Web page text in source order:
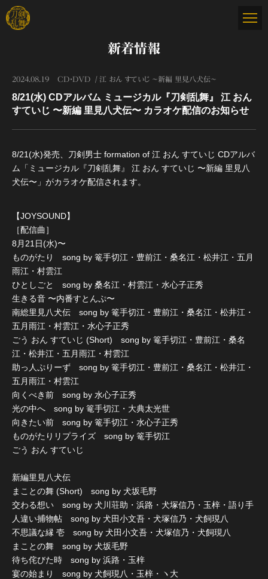
新着情報
2024.08.19 CD・DVD 江 おん すていじ ～新編 里見八犬伝～
8/21(水) CDアルバム ミュージカル『刀剣乱舞』 江 おん
すていじ 〜新編 里見八犬伝〜 カラオケ配信のお知らせ
8/21(水)発売、刀剣男士 formation of 江 おん すていじ CDアルバ
ム「ミュージカル『刀剣乱舞』 江 おん すていじ 〜新編 里見八
犬伝〜」がカラオケ配信されます。
【JOYSOUND】
［配信曲］
8月21日(水)〜
ものがたり song by 篭手切江・豊前江・桑名江・松井江・五月
雨江・村雲江
ひとしごと song by 桑名江・村雲江・水心子正秀
生きる音 〜内番すとんぷ〜
南総里見八犬伝 song by 篭手切江・豊前江・桑名江・松井江・
五月雨江・村雲江・水心子正秀
ごう おん すていじ (Short) song by 篭手切江・豊前江・桑名
江・松井江・五月雨江・村雲江
助っ人ぷりーず song by 篭手切江・豊前江・桑名江・松井江・
五月雨江・村雲江
向くべき前 song by 水心子正秀
光の中へ song by 篭手切江・大典太光世
向きたい前 song by 篭手切江・水心子正秀
ものがたりリプライズ song by 篭手切江
ごう おん すていじ
新編里見八犬伝
まことの舞 (Short) song by 犬坂毛野
交わる想い song by 犬川荘助・浜路・犬塚信乃・玉梓・語り手
人違い捕物帖 song by 犬田小文吾・犬塚信乃・犬飼現八
不思議な縁 壱 song by 犬田小文吾・犬塚信乃・犬飼現八
まことの舞 song by 犬坂毛野
待ち侘びた時 song by 浜路・玉梓
宴の始まり song by 犬飼現八・玉梓・ヽ大